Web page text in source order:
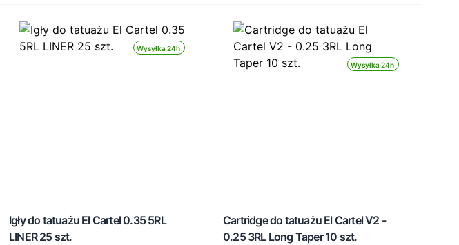
Wysyłka 24h
Igły do tatuażu El Cartel 0.35 5RL
LINER 25 szt.
Wysyłka 24h
Cartridge do tatuażu El Cartel V2 -
0.25 3RL Long Taper 10 szt.